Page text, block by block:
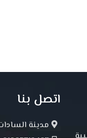
اتصل بنا
مدينة